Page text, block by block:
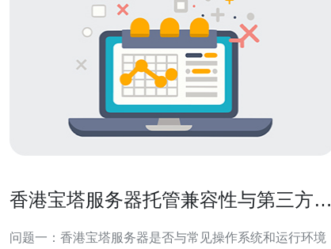
香港宝塔服务器托管兼容性与第三方插
问题一：香港宝塔服务器是否与常见操作系统和运行环境